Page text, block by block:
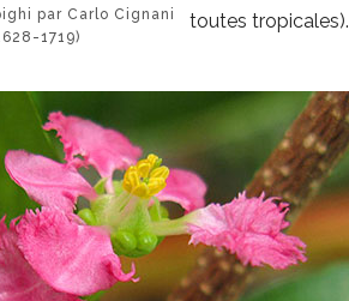
par Carlo Cignani
1719)
toutes tropicales).